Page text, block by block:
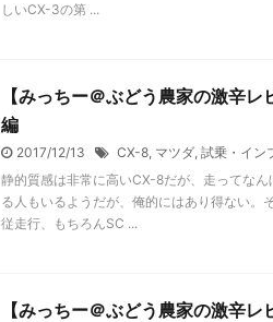
しいCX-3の第 ...
【みっちー＠ぶどう農家の激辛
編
2017/12/13 CX-8, マツダ, 試乗・イン
静的質感は非常に高いCX-8だが、走ってな
る人もいるようだが、俺的にはあり得ない。
従走行、もちろんSC ...
【みっちー＠ぶどう農家の激辛